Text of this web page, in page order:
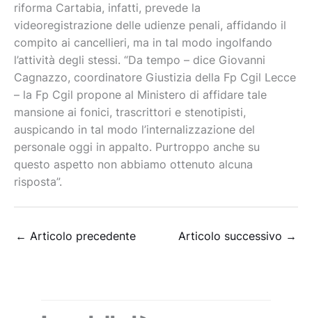
riforma Cartabia, infatti, prevede la
videoregistrazione delle udienze penali, affidando il
compito ai cancellieri, ma in tal modo ingolfando
l’attività degli stessi. “Da tempo – dice Giovanni
Cagnazzo, coordinatore Giustizia della Fp Cgil Lecce
– la Fp Cgil propone al Ministero di affidare tale
mansione ai fonici, trascrittori e stenotipisti,
auspicando in tal modo l’internalizzazione del
personale oggi in appalto. Purtroppo anche su
questo aspetto non abbiamo ottenuto alcuna
risposta”.
← Articolo precedente Articolo successivo →